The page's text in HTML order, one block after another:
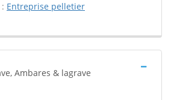
Entreprise pelletier
Ambares & lagrave